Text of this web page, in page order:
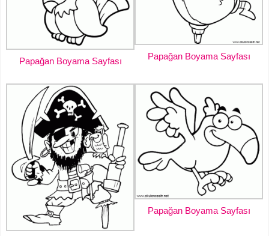
Papağan Boyama Sayfası Papağan Boyama Sayfası
Papağan Boyama Sayfası